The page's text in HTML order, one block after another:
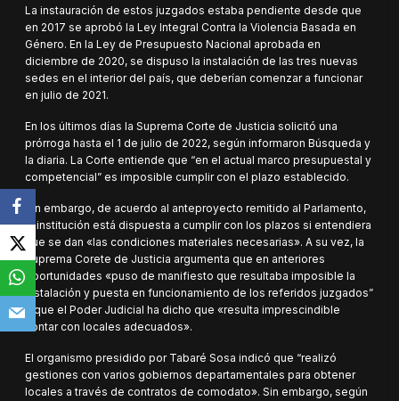
La instauración de estos juzgados estaba pendiente desde que
en 2017 se aprobó la Ley Integral Contra la Violencia Basada en
Género. En la Ley de Presupuesto Nacional aprobada en
diciembre de 2020, se dispuso la instalación de las tres nuevas
sedes en el interior del país, que deberían comenzar a funcionar
en julio de 2021.
En los últimos días la Suprema Corte de Justicia solicitó una
prórroga hasta el 1 de julio de 2022, según informaron Búsqueda y
la diaria. La Corte entiende que “en el actual marco presupuestal y
competencial” es imposible cumplir con el plazo establecido.
Sin embargo, de acuerdo al anteproyecto remitido al Parlamento,
la institución está dispuesta a cumplir con los plazos si entendiera
que se dan «las condiciones materiales necesarias». A su vez, la
Suprema Corete de Justicia argumenta que en anteriores
oportunidades «puso de manifiesto que resultaba imposible la
instalación y puesta en funcionamiento de los referidos juzgados”
y que el Poder Judicial ha dicho que «resulta imprescindible
contar con locales adecuados».
El organismo presidido por Tabaré Sosa indicó que “realizó
gestiones con varios gobiernos departamentales para obtener
locales a través de contratos de comodato». Sin embargo, según